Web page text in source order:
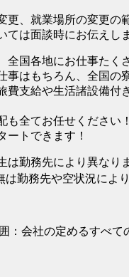
更、就業場所の変更の
ては面談時にお伝えし
国各地にお仕事たく
事はもちろん、全国の
費支給や生活諸設備付
も全てお任せください
ートできます！
は勤務先により異なり
勤務先や空状況により
：会社の定めるすべて